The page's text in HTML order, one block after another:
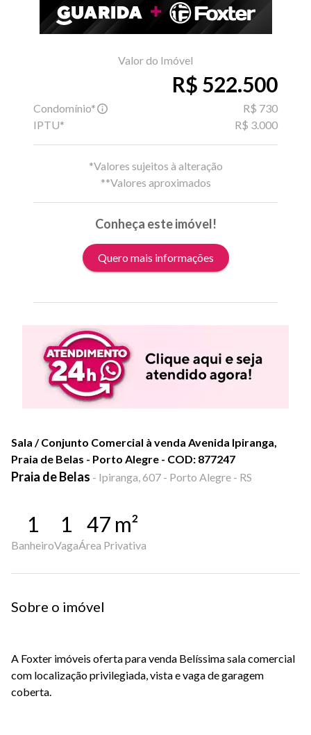
Valor do Imóvel
R$ 522.500
Condomínio*
R$ 730
IPTU*
R$ 3.000
*Valores sujeitos à alteração
**Valores aproximados
Conheça este imóvel!
Quero mais informações
Sala / Conjunto Comercial à venda Avenida Ipiranga,
Praia de Belas - Porto Alegre - COD: 877247
Praia de Belas - Ipiranga, 607 - Porto Alegre - RS
1
Banheiro
1
Vaga
47 m²
Área Privativa
Sobre o imóvel
A Foxter imóveis oferta para venda Belíssima sala comercial
com localização privilegiada, vista e vaga de garagem
coberta.